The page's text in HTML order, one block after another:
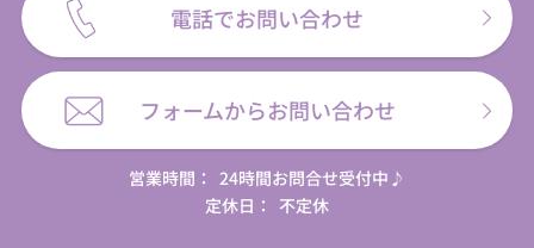
電話でお問い合わせ
フォームからお問い合わせ
営業時間： 24時間お問合せ受付中♪
定休日：
不定休